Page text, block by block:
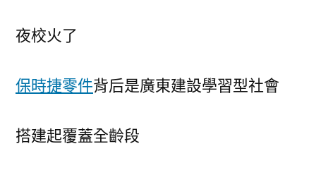
夜校火了
保時捷零件背后是廣東建設學習型社會
搭建起覆蓋全齡段